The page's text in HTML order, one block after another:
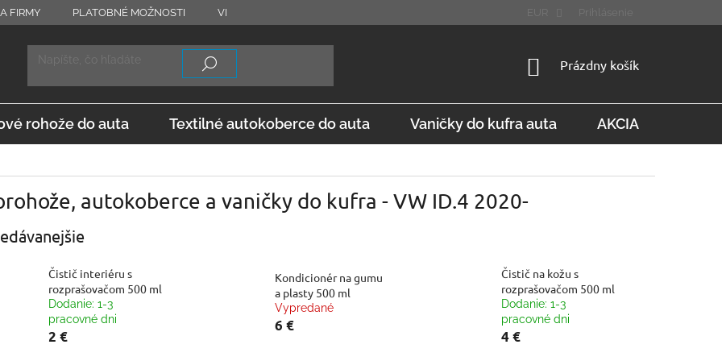
FIRMY PLATOBNÉ MOŽNOSTI VRÁTENIE TOVARU Prihlásenie
NÁKUPNÝ
Prázdny košík
rohože do auta Textilné autokoberce do auta Vaničky do kufra auta AKCIA
autokoberce a vaničky do kufra - VW ID.4 2020-
Čistič interiéru s
rozprašovačom 500 ml
Dodanie: 1-3
pracovné dni
2 €
Kondicionér na gumu
a plasty 500 ml
Vypredané
6 €
Čistič na kožu s
rozprašovačom 500 ml
Dodanie: 1-3
pracovné dni
4 €